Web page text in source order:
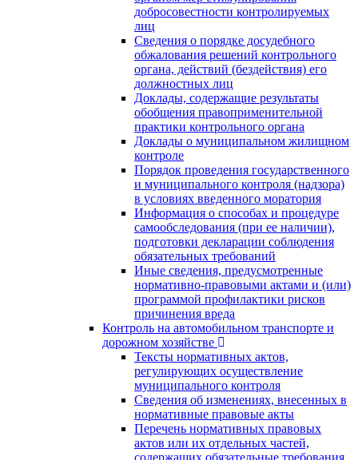
добросовестности контролируемых
лиц
Сведения о порядке досудебного
обжалования решений контрольного
органа, действий (бездействия) его
должностных лиц
Доклады, содержащие результаты
обобщения правоприменительной
практики контрольного органа
Доклады о муниципальном жилищном
контроле
Порядок проведения государственного
и муниципального контроля (надзора)
в условиях введенного моратория
Информация о способах и процедуре
самообследования (при ее наличии),
подготовки декларации соблюдения
обязательных требований
Иные сведения, предусмотренные
нормативно-правовыми актами и (или)
программой профилактики рисков
причинения вреда
Контроль на автомобильном транспорте и
дорожном хозяйстве
Тексты нормативных актов,
регулирующих осуществление
муниципального контроля
Сведения об изменениях, внесенных в
нормативные правовые акты
Перечень нормативных правовых
актов или их отдельных частей,
содержащих обязательные требования